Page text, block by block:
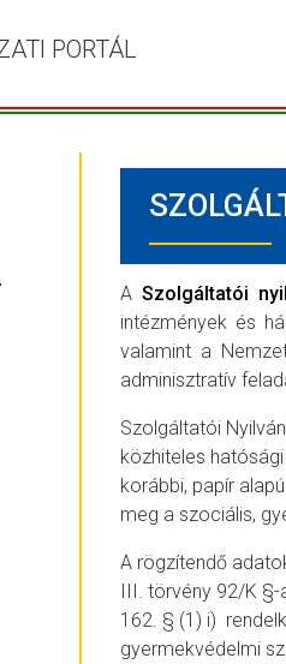
PORTÁL
A Szolgáltatói
intézmények és
valamint a
adminisztratív
Szolgáltatói
közhiteles
korábbi, papír
meg a szociális,
A rögzítendő
III. törvény 92/K §-
162. § (1) i)
gyermekvédelmi